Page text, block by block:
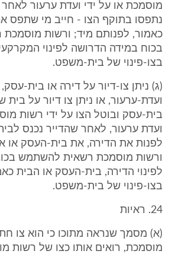
מוסמכת או על ידי ועדת ערעור
נתפסו בתוקף הצו - חייב מי שתפס
כאמור, לפנותם מיד; ורשות
בכוח במידה הדרושה לפינוי
בצו-פינוי של בית-משפט.
(ג) ניתן צו-דיור על דירה או בית-
ועדת-ערעור, או ניתן צו דיור על בית
בית-עסק ובוטל הצו על ידי רשות
ועדת ערעור, לאחר שהדייר נכנס
לפנות את הדירה, את בית-העסק או
ורשות מוסמכת רשאית להשתמש
לפינוי הדירה, בית-העסק או הבית
בצו-פינוי של בית-משפט.
24. ראיות
(א) מסמך שנראה מתוכו כי הוא צו
מוסמכת, רואים אותו כצו של רשות